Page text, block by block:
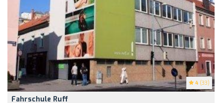
4 (33)
Fahrschule Ruff